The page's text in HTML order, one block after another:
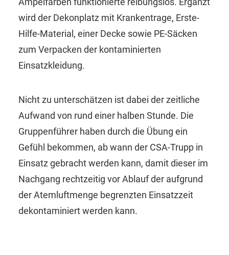
wird der Dekonplatz mit Krankentrage, Erste-
Hilfe-Material, einer Decke sowie PE-Säcken
zum Verpacken der kontaminierten
Einsatzkleidung.
Nicht zu unterschätzen ist dabei der zeitliche
Aufwand von rund einer halben Stunde. Die
Gruppenführer haben durch die Übung ein
Gefühl bekommen, ab wann der CSA-Trupp in
Einsatz gebracht werden kann, damit dieser im
Nachgang rechtzeitig vor Ablauf der aufgrund
der Atemluftmenge begrenzten Einsatzzeit
dekontaminiert werden kann.